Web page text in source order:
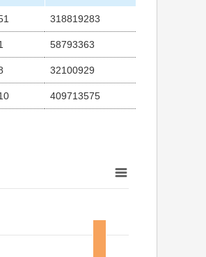
318819283
58793363
32100929
409713575